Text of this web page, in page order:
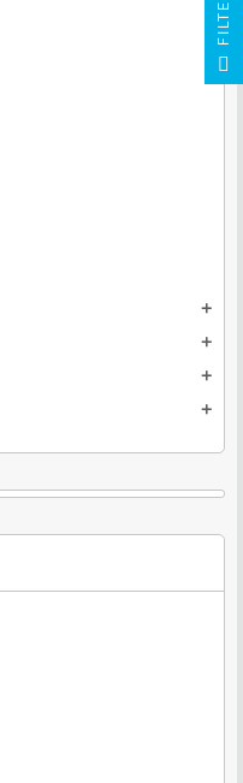
add
add
add
add
R